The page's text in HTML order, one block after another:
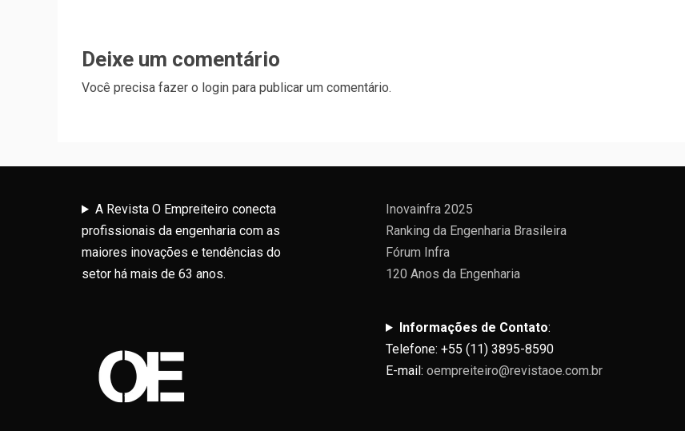
Deixe um comentário
Você precisa fazer o login para publicar um comentário.
A Revista O Empreiteiro conecta
profissionais da engenharia com as
maiores inovações e tendências do
setor há mais de 63 anos.
Inovainfra 2025
Ranking da Engenharia Brasileira
Fórum Infra
120 Anos da Engenharia
Informações de Contato:
Telefone: +55 (11) 3895-8590
E-mail: oempreiteiro@revistaoe.com.br